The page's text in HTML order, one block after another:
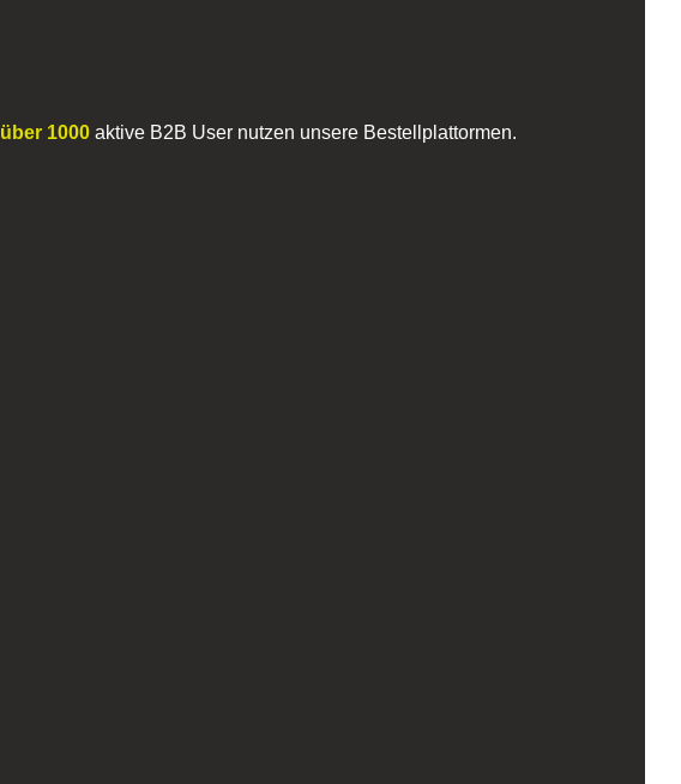
über 1000aktive B2B User nutzen unsere Bestellplattormen.